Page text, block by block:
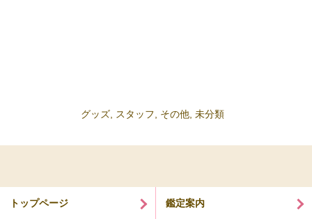
グッズ スタッフ その他 未分類
トップページ 鑑定案内